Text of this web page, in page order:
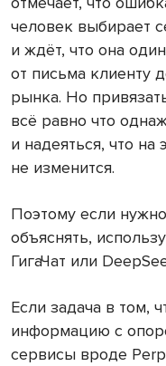
человек выбирает
и ждёт, что она
от письма клиенту
рынка. Но
всё равно что
и надеяться, что
не изменится.
Поэтому если
объяснять,
ГигаЧат или
Если задача в том,
информацию с
сервисы вроде